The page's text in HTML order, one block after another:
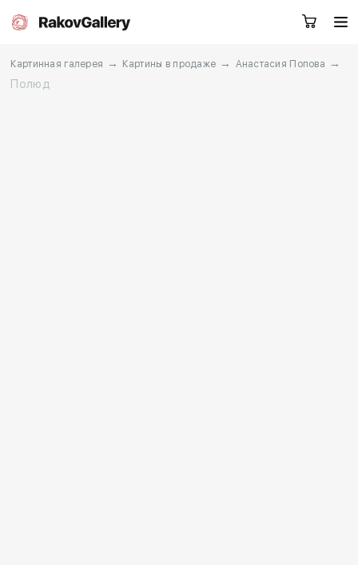
Картинная галерея → Картины в продаже → Анастасия Попова
→
Полюд